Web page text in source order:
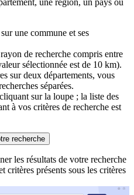
une région, un pays ou
une commune et ses
de recherche compris entre
sélectionnée est de 10 km).
sur deux départements, vous
séparées.
sur la loupe ; la liste des
à vos critères de recherche est
recherche
les résultats de votre recherche
critères présents sous les critères